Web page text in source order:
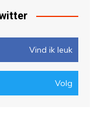
Vind ik leuk
Volg